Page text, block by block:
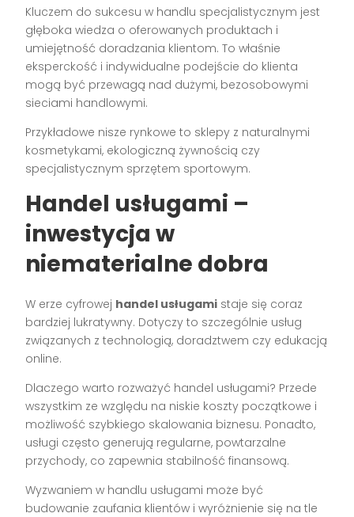
Kluczem do sukcesu w handlu specjalistycznym jest
głęboka wiedza o oferowanych produktach i
umiejętność doradzania klientom. To właśnie
eksperckość i indywidualne podejście do klienta
mogą być przewagą nad dużymi, bezosobowymi
sieciami handlowymi.
Przykładowe nisze rynkowe to sklepy z naturalnymi
kosmetykami, ekologiczną żywnością czy
specjalistycznym sprzętem sportowym.
Handel usługami –
inwestycja w
niematerialne dobra
W erze cyfrowej handel usługami staje się coraz
bardziej lukratywny. Dotyczy to szczególnie usług
związanych z technologią, doradztwem czy edukacją
online.
Dlaczego warto rozważyć handel usługami? Przede
wszystkim ze względu na niskie koszty początkowe i
możliwość szybkiego skalowania biznesu. Ponadto,
usługi często generują regularne, powtarzalne
przychody, co zapewnia stabilność finansową.
Wyzwaniem w handlu usługami może być
budowanie zaufania klientów i wyróżnienie się na tle